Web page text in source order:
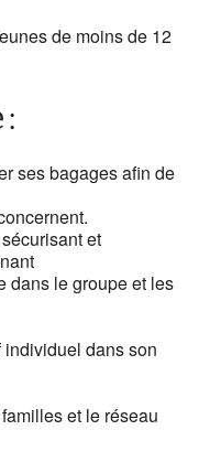
de moins de 12
ses bagages afin de
et
dans le groupe et les
dans son
et le réseau